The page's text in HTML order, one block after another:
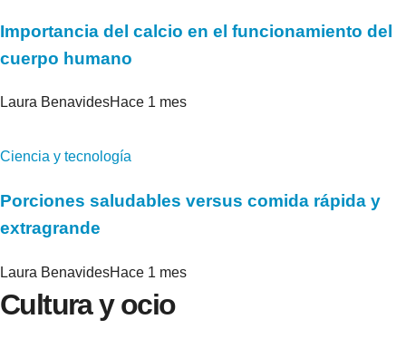
Importancia del calcio en el funcionamiento del
cuerpo humano
Laura BenavidesHace 1 mes
Ciencia y tecnología
Porciones saludables versus comida rápida y
extragrande
Laura BenavidesHace 1 mes
Cultura y ocio